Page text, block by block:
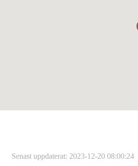
Senast uppdaterat: 2023-12-20 08:00:24